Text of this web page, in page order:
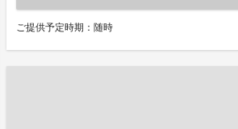
ご提供予定時期：随時